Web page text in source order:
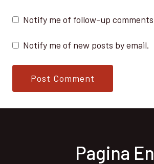
Notify me of follow-up comments
Notify me of new posts by email.
Pagina En